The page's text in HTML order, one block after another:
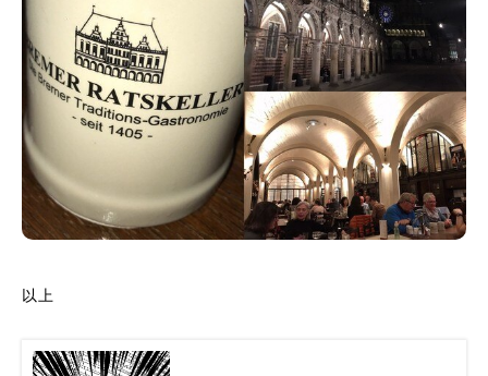
以上